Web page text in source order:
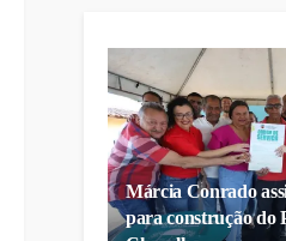
Márcia Conrado
para construção do